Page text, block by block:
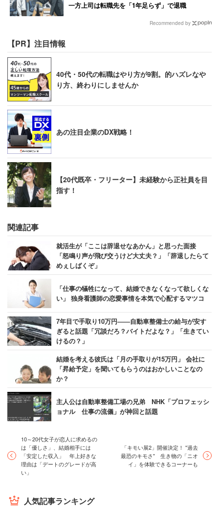
一方上司は転職先を「1年足らず」で退職
Recommended by
【PR】注目情報
40代・50代の転職はやり方が9割。的ハズレなや
り方、終わりにしませんか
あの注目企業のDX戦略！
【20代既卒・フリーター】未経験から正社員を目
指す！
関連記事
就活生が「ここは辞退せなあかん」と思った面接
「怒鳴り声が飛び交うけど大丈夫？」「辞退したらて
めぇしばくぞ」
「仕事の犠牲になって、結婚できなくなって欲しくな
い」 独身看護師の恋愛事情を本気で心配するマツコ
7年目で手取り10万円――自動車整備士の給与が安す
ぎると話題「冗談だろ？バイトだよな？」「生きてい
けるの？」
結婚を考える彼氏は「月の手取りが15万円」 会社に
「昇給予定」を聞いてもらうのはおかしいことなの
か？
主人公は自動車整備工場の兄弟 NHK「プロフェッシ
ョナル 仕事の流儀」が神回と話題
10～20代女子が恋人に求めるの
は「優しさ」、結婚相手には
「安定した収入」 年上好きな
理由は「デートのグレードが高
い」
「キモい展2」開催決定！ "過去
最恐のキモさ" 生き物の「ニオ
イ」を体験できるコーナーも
人気記事ランキング